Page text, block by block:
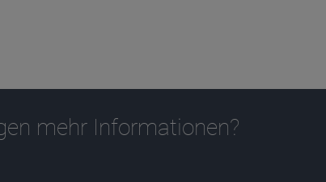
mehr Informationen?